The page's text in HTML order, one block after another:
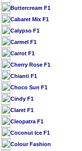
Buttercream F1
Cabaret Mix F1
Calypso F1
Carmel F1
Carrot F1
Cherry Rose F1
Chianti F1
Choco Sun F1
Cindy F1
Claret F1
Cleopatra F1
Coconut Ice F1
Colour Fashion